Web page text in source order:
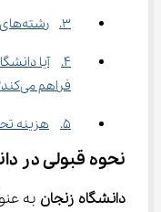
3.	رشته‌های تحصیلی موجود در دانشگاه دولتی زنجان چیست؟
4.	آیا
فراهم می‌کند؟
5.	هزینه تحصیل در دانشگاه زنجان چقدر است؟
نحوه قبولی در
دانشگاه زنجان